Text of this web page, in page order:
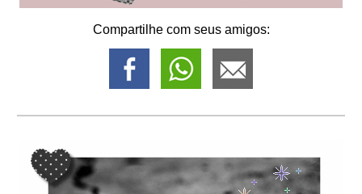
Compartilhe com seus amigos: